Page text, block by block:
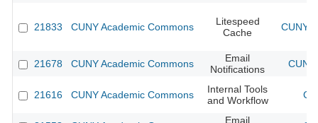
21833 CUNY Academic Commons
Litespeed
Cache
CUNY
21678 CUNY Academic Commons
Email
Notifications
21616 CUNY Academic Commons
Internal Tools
and Workflow
Email